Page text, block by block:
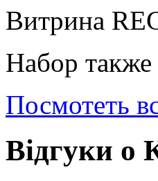
Витрина
Набор также
Посмотеть
Відгуки